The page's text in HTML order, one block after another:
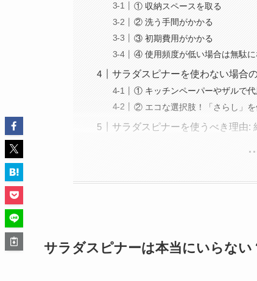
① 収納スペースを取る
② 洗う手間がかかる
③ 初期費用がかかる
④ 使用頻度が低い場合は無駄に
サラダスピナーを使わない場合
① キッチンペーパーやザルで
② エコな選択肢！「さらし」
サラダスピナーを使うべき理由:
サラダスピナーは本当にいらな